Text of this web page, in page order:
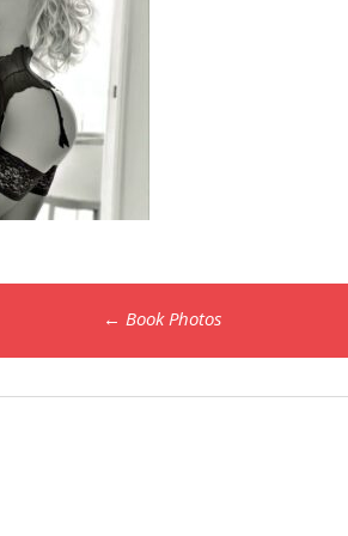
← Book Photos